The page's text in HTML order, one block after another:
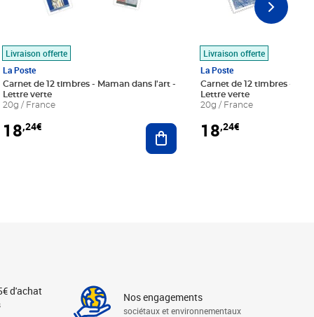
au panier
Livraison offerte
La Poste
Carnet de 12 timbres - Maman dans l'art -
Lettre verte
20g / France
18,24€ Ajouter au panier
Livraison offerte
La Poste
Carnet de 12 timbres - Le
Lettre verte
20g / France
18,24€
d'achat Nos engagements
sociétaux et environnementaux